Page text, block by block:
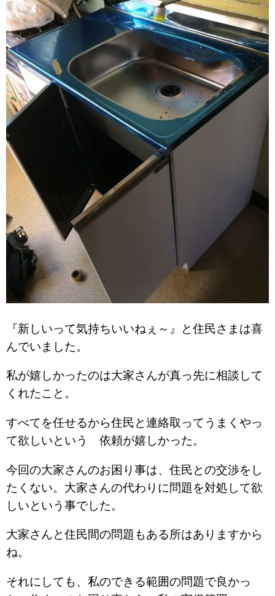
『新しいって気持ちいいねぇ～』と住民さまは喜
んでいました。
私が嬉しかったのは大家さんが真っ先に相談して
くれたこと。
すべてを任せるから住民と連絡取ってうまくやっ
て欲しいという 依頼が嬉しかった。
今回の大家さんのお困り事は、住民との交渉をし
たくない。大家さんの代わりに問題を対処して欲
しいという事でした。
大家さんと住民間の問題もある所はありますから
ね。
それにしても、私のできる範囲の問題で良かっ